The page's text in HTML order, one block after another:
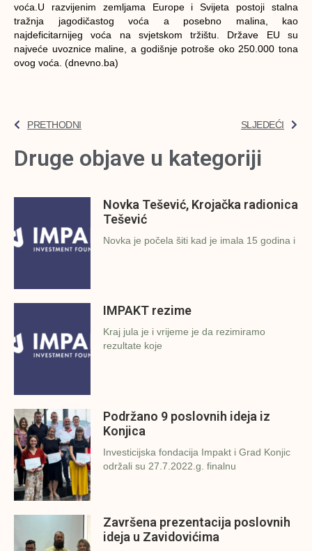
voća.U razvijenim zemljama Europe i Svijeta postoji stalna
tražnja jagodičastog voća a posebno malina, kao
najdeficitarnijeg voća na svjetskom tržištu. Države EU su
najveće uvoznice maline, a godišnje potroše oko 250.000 tona
ovog voća. (dnevno.ba)
PRETHODNI SLJEDEĆI
Druge objave u kategoriji
Novka Tešević, Krojačka radionica
Tešević
Novka je počela šiti kad je imala 15 godina i
IMPAKT rezime
Kraj jula je i vrijeme je da rezimiramo
rezultate koje
Podržano 9 poslovnih ideja iz
Konjica
Investicijska fondacija Impakt i Grad Konjic
održali su 27.7.2022.g. finalnu
Završena prezentacija poslovnih
ideja u Zavidovićima